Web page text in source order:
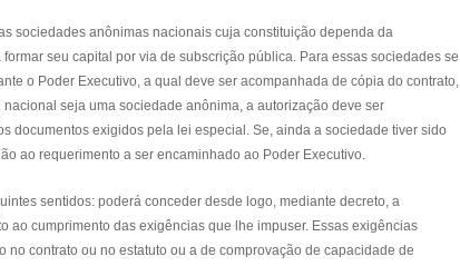
sociedades anônimas nacionais cuja constituição dependa da
seu capital por via de subscrição pública. Para essas sociedades se
o Poder Executivo, a qual deve ser acompanhada de cópia do contrato,
seja uma sociedade anônima, a autorização deve ser
documentos exigidos pela lei especial. Se, ainda a sociedade tiver sido
ao requerimento a ser encaminhado ao Poder Executivo.
sentidos: poderá conceder desde logo, mediante decreto, a
cumprimento das exigências que lhe impuser. Essas exigências
contrato ou no estatuto ou a de comprovação de capacidade de